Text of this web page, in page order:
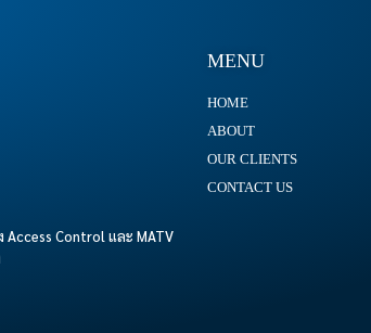
Access Control และ MATV
MENU
HOME
ABOUT
OUR CLIENTS
CONTACT US